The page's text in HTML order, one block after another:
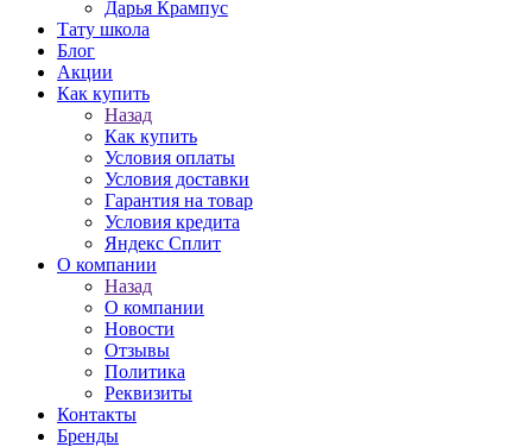
Дарья Крампус
Тату школа
Блог
Акции
Как купить
Назад
Как купить
Условия оплаты
Условия доставки
Гарантия на товар
Условия кредита
Яндекс Сплит
О компании
Назад
О компании
Новости
Отзывы
Политика
Реквизиты
Контакты
Бренды